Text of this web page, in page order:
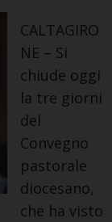
CALTAGIRO
NE – Si
chiude oggi
la tre giorni
del
Convegno
pastorale
diocesano,
che ha visto